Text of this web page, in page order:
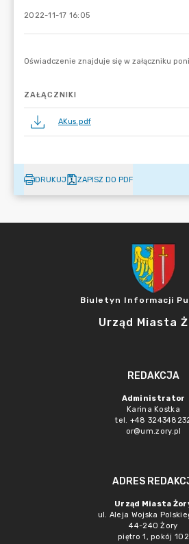
2022-11-17 16:05
ZAŁĄCZNIKI
AKus.pdf
DRUKUJ ZAPISZ DO PDF
Biuletyn Informacji
Urząd Miasta
REDAKCJA
Administrator
Karina Kostka
tel. +48
or@um.zory.pl
ADRES
Urząd Miasta
ul. Aleja Wojska
44-240 Żory
piętro 1, pokój 102